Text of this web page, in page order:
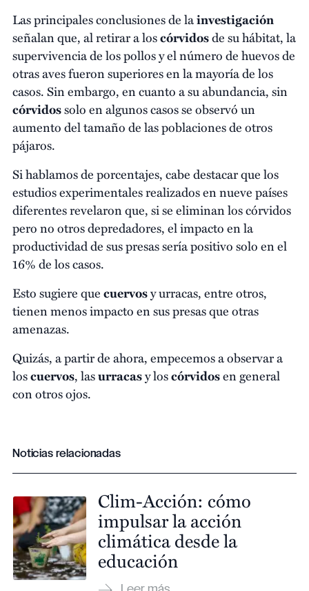
Las principales conclusiones de lainvestigación
señalan que, al retirar a loscórvidosde su hábitat, la
supervivencia de los pollos y el número de huevos de
otras aves fueron superiores en la mayoría de los
casos. Sin embargo, en cuanto a su abundancia, sin
córvidossolo en algunos casos se observó un
aumento del tamaño de las poblaciones de otros
pájaros.
Si hablamos de porcentajes, cabe destacar que los
estudios experimentales realizados en nueve países
diferentes revelaron que, si se eliminan los córvidos
pero no otros depredadores, el impacto en la
productividad de sus presas sería positivo solo en el
16% de los casos.
Esto sugiere quecuervosy urracas, entre otros,
tienen menos impacto en sus presas que otras
amenazas.
Quizás, a partir de ahora, empecemos a observar a
loscuervos, lasurracasy loscórvidosen general
con otros ojos.
Noticias relacionadas
Clim-Acción: cómo
impulsar la acción
climática desde la
educación